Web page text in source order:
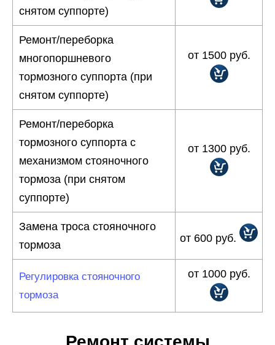
снятом суппорте)
Ремонт/переборка
многопоршневого
тормозного суппорта (при
снятом суппорте)
от 1500 руб.
Ремонт/переборка
тормозного суппорта с
механизмом стояночного
тормоза (при снятом
суппорте)
от 1300 руб.
Замена троса стояночного
тормоза
от 600 руб.
Регулировка стояночного
тормоза
от 1000 руб.